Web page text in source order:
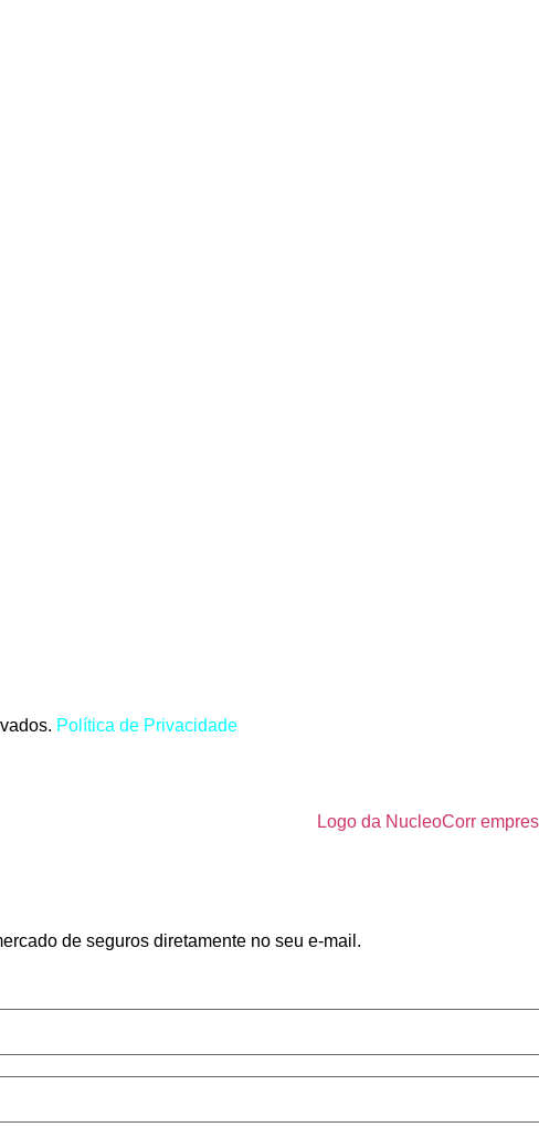
Política de Privacidade
de seguros diretamente no seu e-mail.